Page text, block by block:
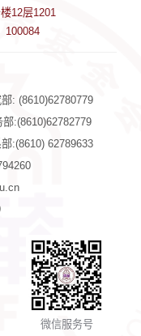
12层1201
100084
: (8610)62780779
:(8610)62782779
:(8610) 62789633
微信服务号